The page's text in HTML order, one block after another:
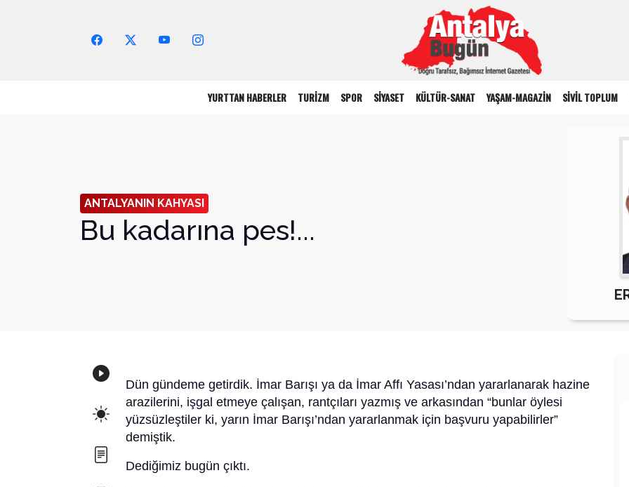
YURTTAN HABERLER TURİZM SPOR SİYASET KÜLTÜR-SANAT YAŞAM-MAGAZİN SİVİL TOPLUM
ANTALYANIN KAHYASI
Bu kadarına pes!...
Dün gündeme getirdik. İmar Barışı ya da İmar Affı Yasası’ndan yararlanarak hazine
arazilerini, işgal etmeye çalışan, rantçıları yazmış ve arkasından “bunlar öylesi
yüzsüzleştiler ki, yarın İmar Barışı’ndan yararlanmak için başvuru yapabilirler”
demiştik.
Dediğimiz bugün çıktı.
Arama Yap!